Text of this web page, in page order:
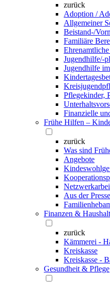
zurück
Adoption /
Allgemeiner
Beistand-/
Familiäre
Jugendhilfe/-
Jugendhilfe
Pflegekinder,
Finanzielle
Frühe Hilfen –
zurück
Was sind
Angebote
Aus der
Finanzen & Haushalt
zurück
Kämmerei -
Kreiskasse
Kreiskasse -
Gesundheit & Pflege